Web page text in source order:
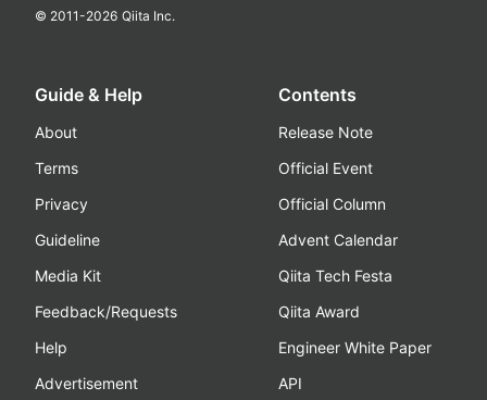
© 2011-2026 Qiita Inc.
Guide & Help
About
Terms
Privacy
Guideline
Media Kit
Feedback/Requests
Help
Advertisement
Contents
Release Note
Official Event
Official Column
Advent Calendar
Qiita Tech Festa
Qiita Award
Engineer White Paper
API